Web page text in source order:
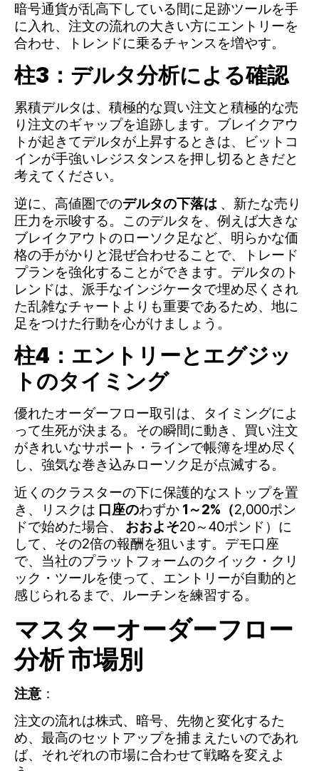
暗号通貨が乱高下している間に足跡ツールを手
に入れ、注文の流れの大きい方にエントリーを
合わせ、トレンドに乗るチャンスを増やす。
柱3：デルタ分析による確認
累積デルタは、積極的な買い注文と積極的な売
り注文のギャップを追跡します。ブレイクアウ
トが起きてデルタが上昇するときは、ビットコ
インが手強いレジスタンスを押し切るときだと
考えてください。
逆に、高値圏でのデルタの下落は 、新たな売り
圧力を示唆する。このデルタを、例えば大きな
ブレイクアウトのローソク足など、明らかな価
格の手がかりと混ぜ合わせることで、トレード
プランを強化することができます。デルタのト
レンドは、派手なインジケータで埋め尽くされ
た乱雑なチャートよりも重要であるため、地に
足をつけた行動を心がけましょう。
柱4：エントリーとエグジッ
トのタイミング
優れたオーダーフロー取引は、タイミングによ
って生死が決まる。その瞬間に動き、買い注文
がきれいなサポート・ラインで帳簿を埋め尽く
し、強気な巻き込みローソク足が点滅する。
近くのクラスターの下に保護的なストップを置
き、リスクは 口座のわずか 1～2%（2,000ポン
ドで始めた場合、
おおよそ20～40ポンド）に
して、その2倍の報酬を狙います。デモ口座
で、当社のプラットフォームのクイック・クリ
ック・ツールを使って、エントリーが自動的と
感じられるまで、ルーチンを練習する。
マスターオーダーフロー
分析市場別
注意 ：
注文の流れは株式、暗号、先物と変化するた
め、最高のセットアップを捕まえたいのであれ
ば、それぞれの市場に合わせて戦略を変えよ